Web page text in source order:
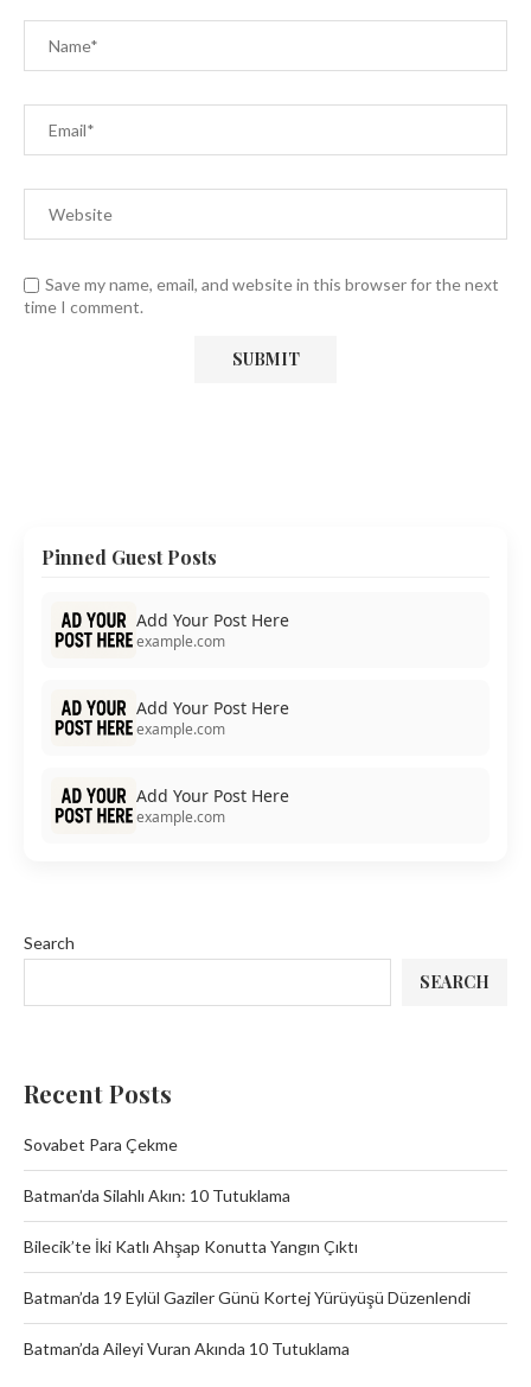
Save my name, email, and website in this browser for the next
time I comment.
Pinned Guest Posts
Add Your Post Here
example.com
Add Your Post Here
example.com
Add Your Post Here
example.com
Search
SEARCH
Recent Posts
Sovabet Para Çekme
Batman’da Silahlı Akın: 10 Tutuklama
Bilecik’te İki Katlı Ahşap Konutta Yangın Çıktı
Batman’da 19 Eylül Gaziler Günü Kortej Yürüyüşü Düzenlendi
Batman’da Aileyi Vuran Akında 10 Tutuklama